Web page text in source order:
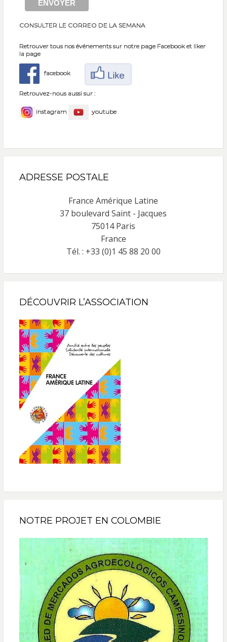
CONSULTER LE CORREO DE LA SEMANA
Retrouver tous nos événements sur notre page Facebook et liker
la page
facebook
Retrouvez-nous aussi sur :
instagram youtube
ADRESSE POSTALE
France Amérique Latine
37 boulevard Saint - Jacques
75014 Paris
France
Tél. : +33 (0)1 45 88 20 00
DÉCOUVRIR L’ASSOCIATION
NOTRE PROJET EN COLOMBIE